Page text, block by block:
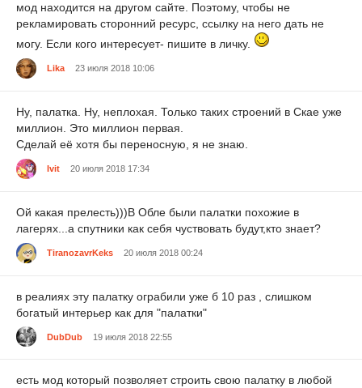
мод находится на другом сайте. Поэтому, чтобы не
рекламировать сторонний ресурс, ссылку на него дать не
могу. Если кого интересует- пишите в личку.
Lika 23 июля 2018 10:06
Ну, палатка. Ну, неплохая. Только таких строений в Скае уже
миллион. Это миллион первая.
Сделай её хотя бы переносную, я не знаю.
Ivit 20 июля 2018 17:34
Ой какая прелесть)))В Обле были палатки похожие в
лагерях...а спутники как себя чуствовать будут,кто знает?
TiranozavrKeks 20 июля 2018 00:24
в реалиях эту палатку ограбили уже б 10 раз , слишком
богатый интерьер как для "палатки"
DubDub 19 июля 2018 22:55
есть мод который позволяет строить свою палатку в любой